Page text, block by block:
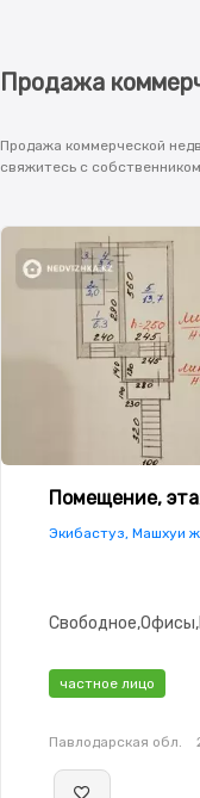
Продажа
Продажа коммерческой
свяжитесь с
Помещение,
Экибастуз, Машхуи
частное лицо
Павлодарская обл.